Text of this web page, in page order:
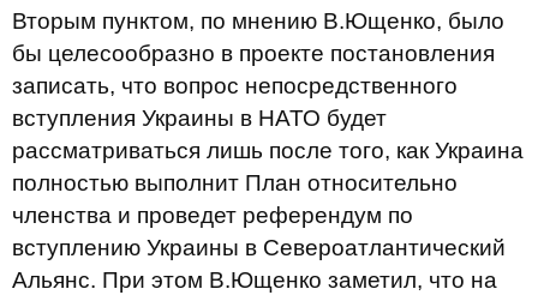
Вторым пунктом, по мнению В.Ющенко, было
бы целесообразно в проекте постановления
записать, что вопрос непосредственного
вступления Украины в НАТО будет
рассматриваться лишь после того, как Украина
полностью выполнит План относительно
членства и проведет референдум по
вступлению Украины в Североатлантический
Альянс. При этом В.Ющенко заметил, что на